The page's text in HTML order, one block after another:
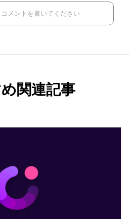
コメントを書いてください
関連記事